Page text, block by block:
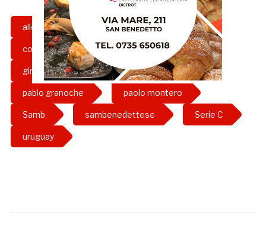
allenatore attaccante calcio
corriere adriatico gazzetta rossoblu
girone b grb intervista
pablo granoche paolo montero
Samb sambenedettese Serie C
uruguay